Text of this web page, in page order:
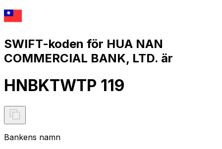
SWIFT-koden för HUA NAN
COMMERCIAL BANK, LTD. är
HNBKTWTP 119
Bankens namn